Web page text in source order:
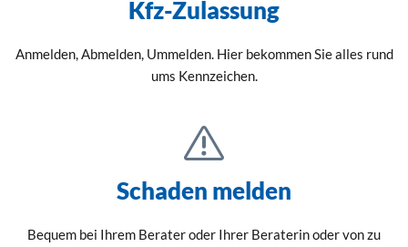
Kfz-Zulassung
Anmelden, Abmelden, Ummelden. Hier bekommen Sie alles rund
ums Kennzeichen.
Schaden melden
Bequem bei Ihrem Berater oder Ihrer Beraterin oder von zu